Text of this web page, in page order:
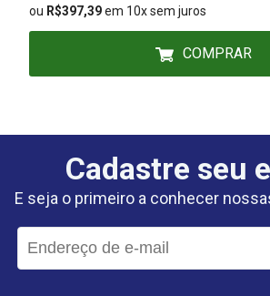
ou R$397,39em 10x sem juros
COMPRAR
Cadastre seu
E seja o primeiro a conhecer